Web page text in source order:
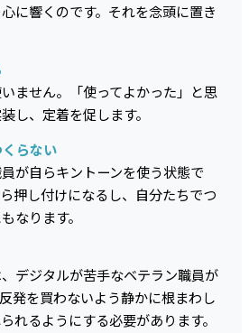
に響くのです。それを念頭に置き
ません。「使ってよかった」と思
し、定着を促します。
らない
が自らキントーンを使う状態で
押し付けになるし、自分たちでつ
なります。
デジタルが苦手なベテラン職員が
発を買わないよう静かに根まわし
れるようにする必要があります。